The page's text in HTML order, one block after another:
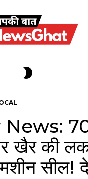
खैर की
सील!